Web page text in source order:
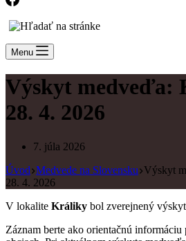
Menu
Výskyt medveďa:
28. 4. 2026
7. júla 2026
Úvod Medvede na Slovensku Výskyt
28. 4. 2026
V lokalite Králiky bol zverejnený
Záznam berte ako orientačnú